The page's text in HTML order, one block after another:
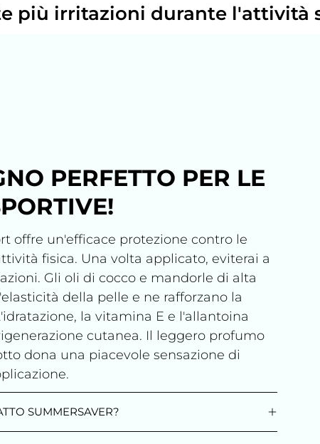
durante l'attività
PERFETTO PER LE
offre un'efficace protezione contro le
fisica. Una volta applicato, eviterai a
Gli oli di cocco e mandorle di alta
della pelle e ne rafforzano la
la vitamina E e l'allantoina
cutanea. Il leggero profumo
dona una piacevole sensazione di
SUMMERSAVER?